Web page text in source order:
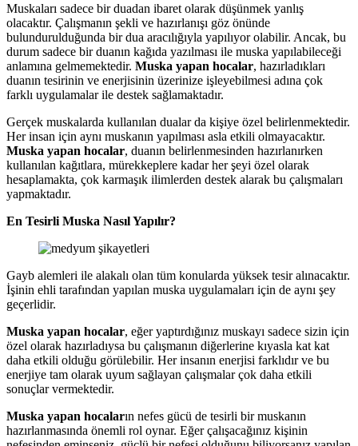
Muskaları sadece bir duadan ibaret olarak düşünmek yanlış
olacaktır. Çalışmanın şekli ve hazırlanışı göz önünde
bulundurulduğunda bir dua aracılığıyla yapılıyor olabilir. Ancak, bu
durum sadece bir duanın kağıda yazılması ile muska yapılabileceği
anlamına gelmemektedir. Muska yapan hocalar, hazırladıkları
duanın tesirinin ve enerjisinin üzerinize işleyebilmesi adına çok
farklı uygulamalar ile destek sağlamaktadır.
Gerçek muskalarda kullanılan dualar da kişiye özel belirlenmektedir.
Her insan için aynı muskanın yapılması asla etkili olmayacaktır.
Muska yapan hocalar, duanın belirlenmesinden hazırlanırken
kullanılan kağıtlara, mürekkeplere kadar her şeyi özel olarak
hesaplamakta, çok karmaşık ilimlerden destek alarak bu çalışmaları
yapmaktadır.
En Tesirli Muska Nasıl Yapılır?
Gayb alemleri ile alakalı olan tüm konularda yüksek tesir alınacaktır.
İşinin ehli tarafından yapılan muska uygulamaları için de aynı şey
geçerlidir.
Muska yapan hocalar, eğer yaptırdığınız muskayı sadece sizin için
özel olarak hazırladıysa bu çalışmanın diğerlerine kıyasla kat kat
daha etkili olduğu görülebilir. Her insanın enerjisi farklıdır ve bu
enerjiye tam olarak uyum sağlayan çalışmalar çok daha etkili
sonuçlar vermektedir.
Muska yapan hocaların nefes gücü de tesirli bir muskanın
hazırlanmasında önemli rol oynar. Eğer çalışacağınız kişinin